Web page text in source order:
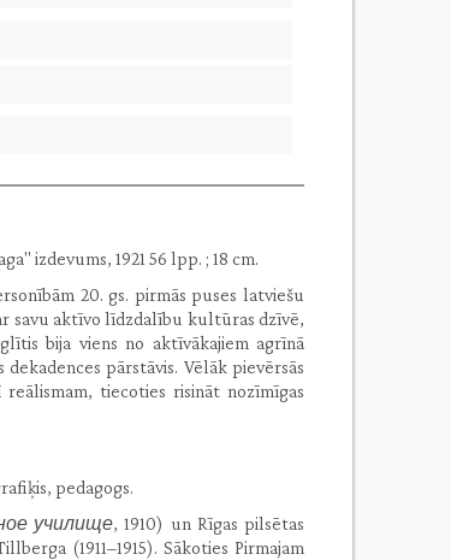
izdevums, 1921 56 lpp. ; 18 cm.
20. gs. pirmās puses latviešu
savu aktīvo līdzdalību kultūras dzīvē,
bija viens no aktīvākajiem agrīnā
pārstāvis. Vēlāk pievērsās
tiecoties risināt nozīmīgas
pedagogs.
училище, 1910) un Rīgas pilsētas
(1911–1915). Sākoties Pirmajam